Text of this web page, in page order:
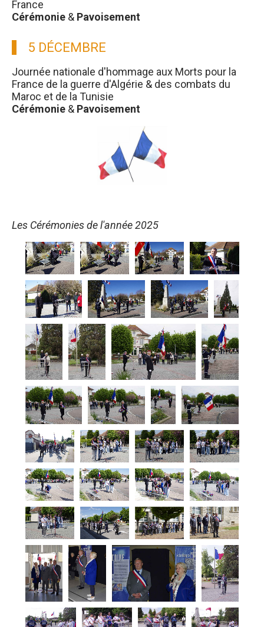
France
Cérémonie & Pavoisement
5 DÉCEMBRE
Journée nationale d'hommage aux Morts pour la
France de la guerre d'Algérie & des combats du
Maroc et de la Tunisie
Cérémonie & Pavoisement
Les Cérémonies de l'année 2025